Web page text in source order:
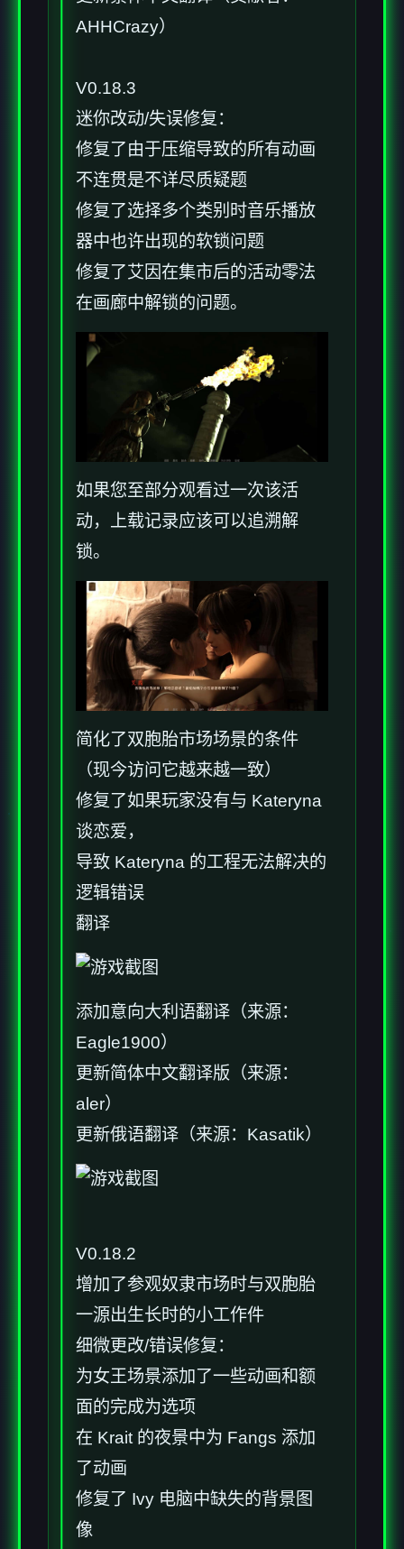
AHHCrazy）
V0.18.3
迷你改动/失误修复：
修复了由于压缩导致的所有动画
不连贯是不详尽质疑题
修复了选择多个类别时音乐播放
器中也许出现的软锁问题
修复了艾因在集市后的活动零法
在画廊中解锁的问题。
如果您至部分观看过一次该活
动，上载记录应该可以追溯解
锁。
简化了双胞胎市场场景的条件
（现今访问它越来越一致）
修复了如果玩家没有与 Kateryna
谈恋爱，
导致 Kateryna 的工程无法解决的
逻辑错误
翻译
添加意向大利语翻译（来源：
Eagle1900）
更新简体中文翻译版（来源：
aler）
更新俄语翻译（来源：Kasatik）
V0.18.2
增加了参观奴隶市场时与双胞胎
一源出生长时的小工作件
细微更改/错误修复：
为女王场景添加了一些动画和额
面的完成为选项
在 Krait 的夜景中为 Fangs 添加
了动画
修复了 Ivy 电脑中缺失的背景图
像